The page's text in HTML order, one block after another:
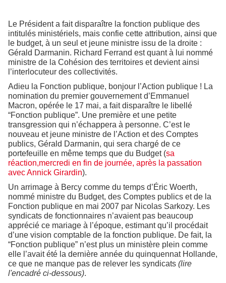
Le Président a fait disparaître la fonction publique des
intitulés ministériels, mais confie cette attribution, ainsi que
le budget, à un seul et jeune ministre issu de la droite :
Gérald Darmanin. Richard Ferrand est quant à lui nommé
ministre de la Cohésion des territoires et devient ainsi
l’interlocuteur des collectivités.
Adieu la Fonction publique, bonjour l’Action publique ! La
nomination du premier gouvernement d’Emmanuel
Macron, opérée le 17 mai, a fait disparaître le libellé
“Fonction publique”. Une première et une petite
transgression qui n’échappera à personne. C’est le
nouveau et jeune ministre de l’Action et des Comptes
publics, Gérald Darmanin, qui sera chargé de ce
portefeuille en même temps que du Budget (sa
réaction,mercredi en fin de journée, après la passation
avec Annick Girardin).
Un arrimage à Bercy comme du temps d’Éric Woerth,
nommé ministre du Budget, des Comptes publics et de la
Fonction publique en mai 2007 par Nicolas Sarkozy. Les
syndicats de fonctionnaires n’avaient pas beaucoup
apprécié ce mariage à l’époque, estimant qu’il procédait
d’une vision comptable de la fonction publique. De fait, la
“Fonction publique” n’est plus un ministère plein comme
elle l’avait été la dernière année du quinquennat Hollande,
ce que ne manque pas de relever les syndicats (lire
l'encadré ci-dessous).